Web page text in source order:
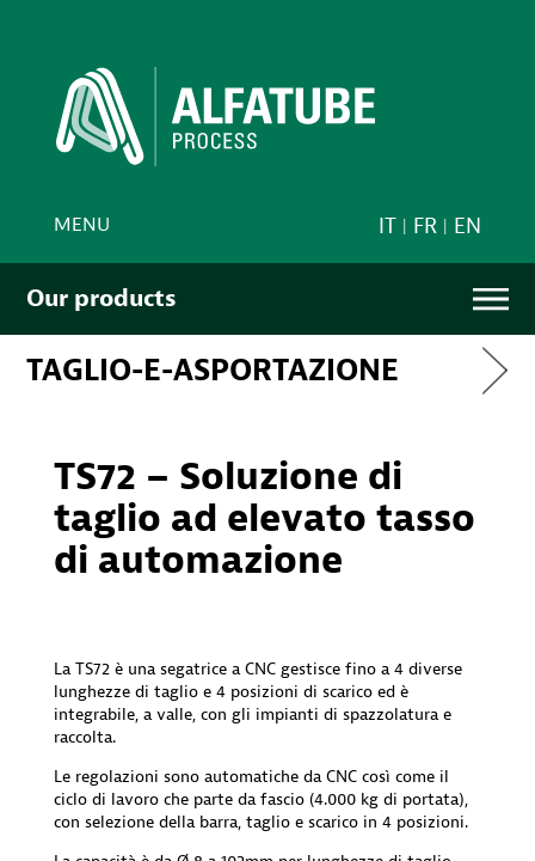
IT FR EN
MENU
Our products
TAGLIO-E-ASPORTAZIONE
TS72 – Soluzione di
taglio ad elevato tasso
di automazione
La TS72 è una segatrice a CNC gestisce fino a 4 diverse
lunghezze di taglio e 4 posizioni di scarico ed è
integrabile, a valle, con gli impianti di spazzolatura e
raccolta.
Le regolazioni sono automatiche da CNC così come il
ciclo di lavoro che parte da fascio (4.000 kg di portata),
con selezione della barra, taglio e scarico in 4 posizioni.